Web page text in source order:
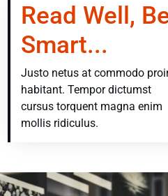
Read Well,
Smart...
Justo netus at commodo
habitant. Tempor dictumst
cursus torquent magna enim
mollis ridiculus.